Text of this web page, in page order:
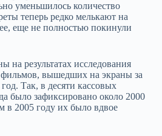
уменьшилось количество
теперь редко мелькают на
еще не полностью покинули
на результатах исследования
вышедших на экраны за
Так, в десяти кассовых
было зафиксировано около 2000
в 2005 году их было вдвое